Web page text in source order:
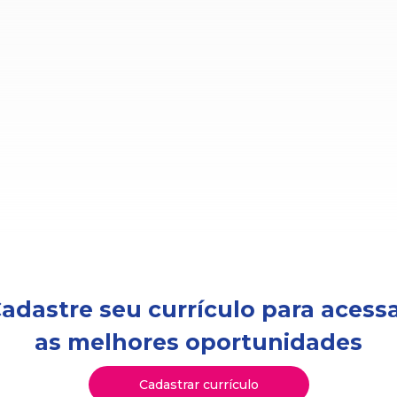
seu currículo para
as melhores oportunidades
Cadastrar currículo